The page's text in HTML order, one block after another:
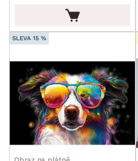
SLEVA 15 %